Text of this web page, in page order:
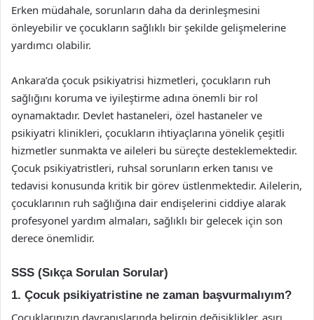
Erken müdahale, sorunların daha da derinleşmesini
önleyebilir ve çocukların sağlıklı bir şekilde gelişmelerine
yardımcı olabilir.
Ankara’da çocuk psikiyatrisi hizmetleri, çocukların ruh
sağlığını koruma ve iyileştirme adına önemli bir rol
oynamaktadır. Devlet hastaneleri, özel hastaneler ve
psikiyatri klinikleri, çocukların ihtiyaçlarına yönelik çeşitli
hizmetler sunmakta ve aileleri bu süreçte desteklemektedir.
Çocuk psikiyatristleri, ruhsal sorunların erken tanısı ve
tedavisi konusunda kritik bir görev üstlenmektedir. Ailelerin,
çocuklarının ruh sağlığına dair endişelerini ciddiye alarak
profesyonel yardım almaları, sağlıklı bir gelecek için son
derece önemlidir.
SSS (Sıkça Sorulan Sorular)
1. Çocuk psikiyatristine ne zaman başvurmalıyım?
Çocuklarınızın davranışlarında belirgin değişiklikler, aşırı